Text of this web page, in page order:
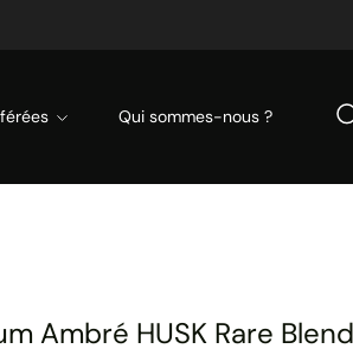
Qui sommes-nous ?
Ambré HUSK Rare